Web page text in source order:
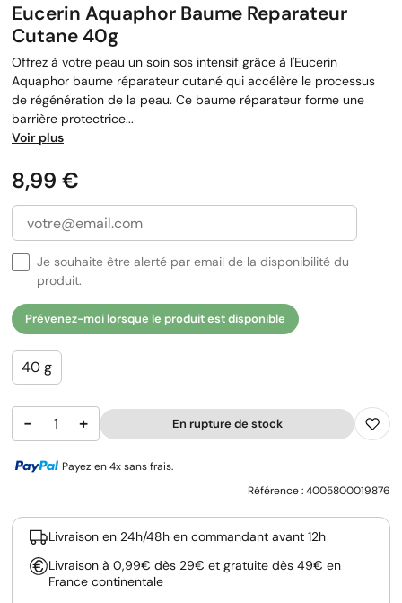
Eucerin Aquaphor Baume Reparateur
Cutane 40g
Offrez à votre peau un soin sos intensif grâce à l'Eucerin
Aquaphor baume réparateur cutané qui accélère le processus
de régénération de la peau. Ce baume réparateur forme une
barrière protectrice...
Voir plus
Prix
8,99 €
Je souhaite être alerté par email de la disponibilité du
produit.
Prévenez-moi lorsque le produit est disponible
40 g
− + En rupture de stock
Payez en 4x sans frais.
Référence :4005800019876
Livraison en 24h/48h en commandant avant 12h
Livraison à 0,99€ dès 29€ et gratuite dès 49€ en
France continentale